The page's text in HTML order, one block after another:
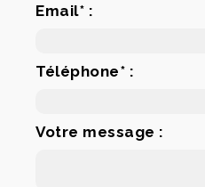
Email* :
Téléphone* :
Votre message :